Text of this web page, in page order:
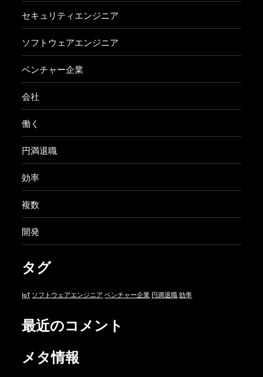
セキュリティエンジニア
ソフトウェアエンジニア
ベンチャー企業
会社
働く
円満退職
効率
複数
開発
タグ
IoT ソフトウェアエンジニア ベンチャー企業 円満退職 効率
最近のコメント
メタ情報